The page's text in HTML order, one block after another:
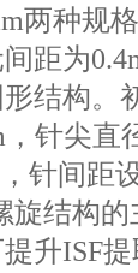
两种规
距为
结构。
针尖直
针间距
旋结构
提升ISF